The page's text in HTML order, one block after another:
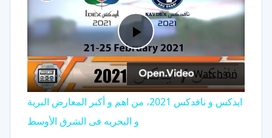
Play
Video
Watch on
ايدكس و نافدكس 2021، من اهم و أكبر المعارض البرية
و البحريه فى الشرق الأوسط